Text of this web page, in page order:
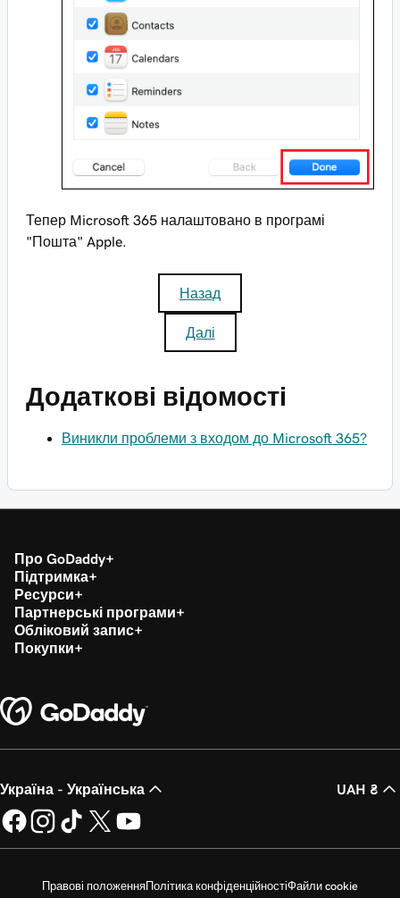
Тепер Microsoft 365 налаштовано в програмі
"Пошта" Apple.
Назад
Далі
Додаткові відомості
Виникли проблеми з входом до Microsoft 365?
Про GoDaddy
Підтримка
Ресурси
Партнерські програми
Обліковий запис
Покупки
Україна - Українська UAH ₴
Правові положенняПолітика конфіденційностіФайли cookie